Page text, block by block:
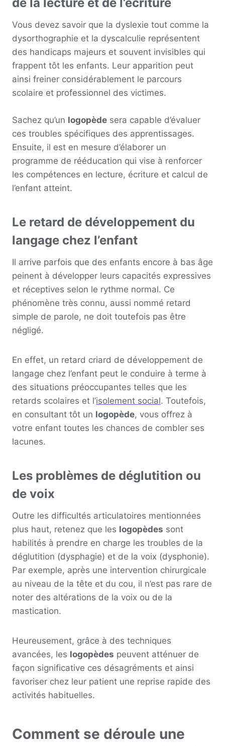
Vous devez savoir que la dyslexie tout comme la
dysorthographie et la dyscalculie représentent
des handicaps majeurs et souvent invisibles qui
frappent tôt les enfants. Leur apparition peut
ainsi freiner considérablement le parcours
scolaire et professionnel des victimes.
Sachez qu’un logopède sera capable d’évaluer
ces troubles spécifiques des apprentissages.
Ensuite, il est en mesure d’élaborer un
programme de rééducation qui vise à renforcer
les compétences en lecture, écriture et calcul de
l’enfant atteint.
Le retard de développement du
langage chez l’enfant
Il arrive parfois que des enfants encore à bas âge
peinent à développer leurs capacités expressives
et réceptives selon le rythme normal. Ce
phénomène très connu, aussi nommé retard
simple de parole, ne doit toutefois pas être
négligé.
En effet, un retard criard de développement de
langage chez l’enfant peut le conduire à terme à
des situations préoccupantes telles que les
retards scolaires et l’isolement social. Toutefois,
en consultant tôt un logopède, vous offrez à
votre enfant toutes les chances de combler ses
lacunes.
Les problèmes de déglutition ou
de voix
Outre les difficultés articulatoires mentionnées
plus haut, retenez que les logopèdes sont
habilités à prendre en charge les troubles de la
déglutition (dysphagie) et de la voix (dysphonie).
Par exemple, après une intervention chirurgicale
au niveau de la tête et du cou, il n’est pas rare de
noter des altérations de la voix ou de la
mastication.
Heureusement, grâce à des techniques
avancées, les logopèdes peuvent atténuer de
façon significative ces désagréments et ainsi
favoriser chez leur patient une reprise rapide des
activités habituelles.
Comment se déroule une